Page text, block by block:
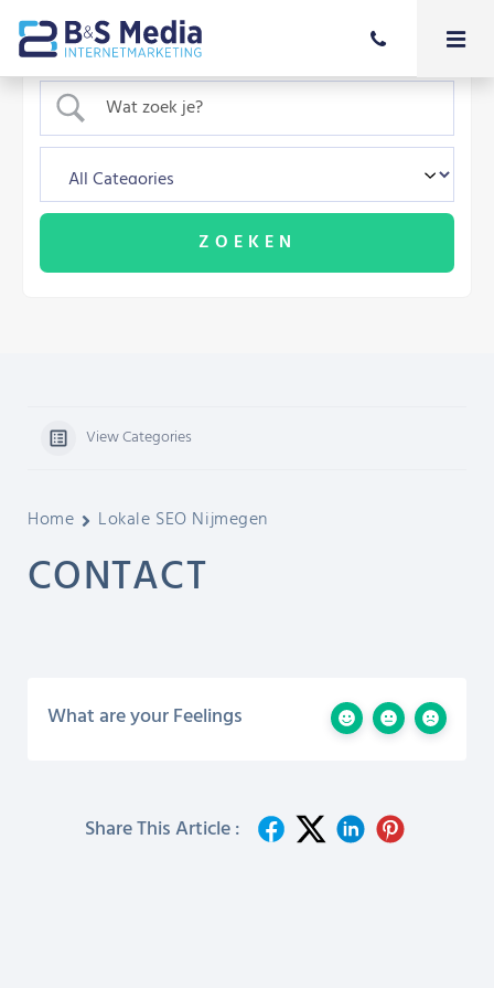
View Categories
Home Lokale SEO Nijmegen
CONTACT
What are your Feelings
Share This Article :